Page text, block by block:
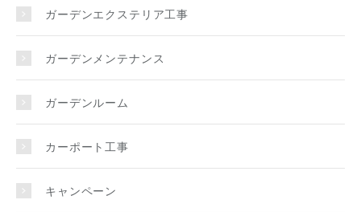
ガーデンエクステリア工事
ガーデンメンテナンス
ガーデンルーム
カーポート工事
キャンペーン